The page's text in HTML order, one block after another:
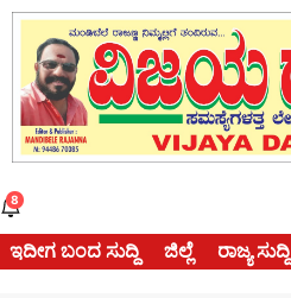
Skip
content
8
ಇದೀಗ ಬಂದ ಸುದ್ದಿ ಜಿಲ್ಲೆ ರಾಜ್ಯ ಸುದ್ದಿ